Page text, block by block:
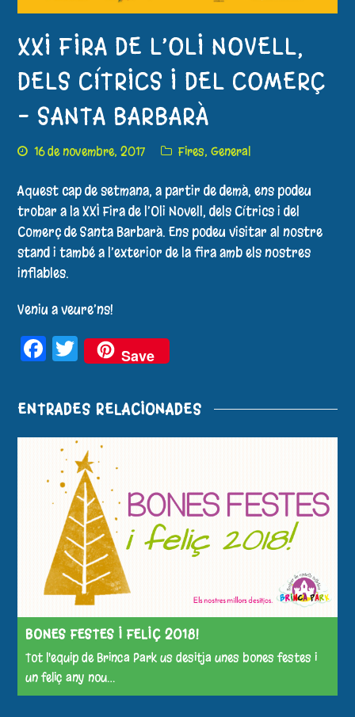
XXI FIRA DE L’OLI NOVELL,
DELS CÍTRICS I DEL COMERÇ
– SANTA BARBARÀ
16 de novembre, 2017 Fires,General
Aquest cap de setmana, a partir de demà, ens podeu
trobar a la XXI Fira de l’Oli Novell, dels Cítrics i del
Comerç de Santa Barbarà. Ens podeu visitar al nostre
stand i també a l’exterior de la fira amb els nostres
inflables.
Veniu a veure’ns!
Facebook
Twitter
Save
ENTRADES RELACIONADES
BONES FESTES I FELIÇ 2018!
Tot l'equip de Brinca Park us desitja unes bones festes i
un feliç any nou…